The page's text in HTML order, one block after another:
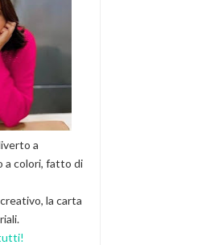
a
a colori, fatto di
la carta